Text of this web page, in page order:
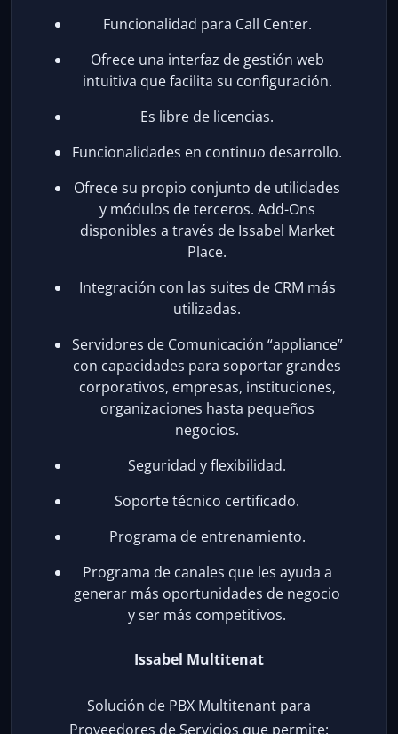
Funcionalidad para Call Center.
Ofrece una interfaz de gestión web
intuitiva que facilita su configuración.
Es libre de licencias.
Funcionalidades en continuo desarrollo.
Ofrece su propio conjunto de utilidades
y módulos de terceros. Add-Ons
disponibles a través de Issabel Market
Place.
Integración con las suites de CRM más
utilizadas.
Servidores de Comunicación “appliance”
con capacidades para soportar grandes
corporativos, empresas, instituciones,
organizaciones hasta pequeños
negocios.
Seguridad y flexibilidad.
Soporte técnico certificado.
Programa de entrenamiento.
Programa de canales que les ayuda a
generar más oportunidades de negocio
y ser más competitivos.
Issabel Multitenat
Solución de PBX Multitenant para
Proveedores de Servicios que permite: